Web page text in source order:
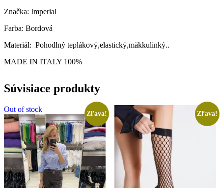
Značka: Imperial
Farba: Bordová
Materiál: Pohodlný teplákový,elastický,mäkkulinký..
MADE IN ITALY 100%
Súvisiace produkty
Out of stock
Zľava! Zľava!